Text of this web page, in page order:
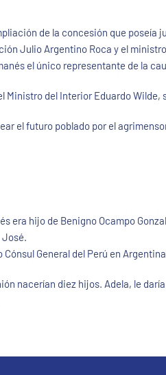
de la concesión que poseía
Julio Argentino Roca y el
el único representante de la
Ministro del Interior Eduardo
el futuro poblado por el
era hijo de Benigno Ocampo
José.
General del Perú en
nacerían diez hijos. Adela, le